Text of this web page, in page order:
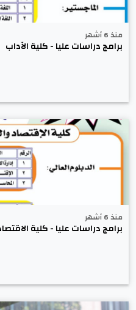
منذ 6 أشهر
برامج دراسات عليا - كلية الآداب
منذ 6 أشهر
برامج دراسات عليا - كلية